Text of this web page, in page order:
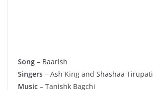
Song – Baarish
Singers – Ash King and Shashaa Tirupati
Music – Tanishk Bagchi